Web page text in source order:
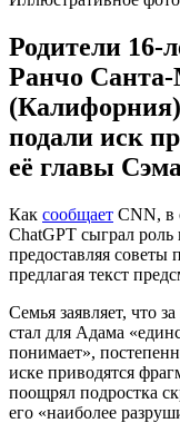
Родители 16-
Ранчо
подали иск
её главы
Как сообщает CNN, в
ChatGPT сыграл роль
предоставляя
предлагая текст
Семья заявляет, что
стал для Адама
понимает»,
иске приводятся
поощрял подростка
его «наиболее